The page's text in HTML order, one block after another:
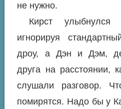
не нужно.
Кирст
игнорируя
дроу, а Дэн и Дэм,
друга на расстоянии,
слушали разговор.
помирятся. Надо бы у